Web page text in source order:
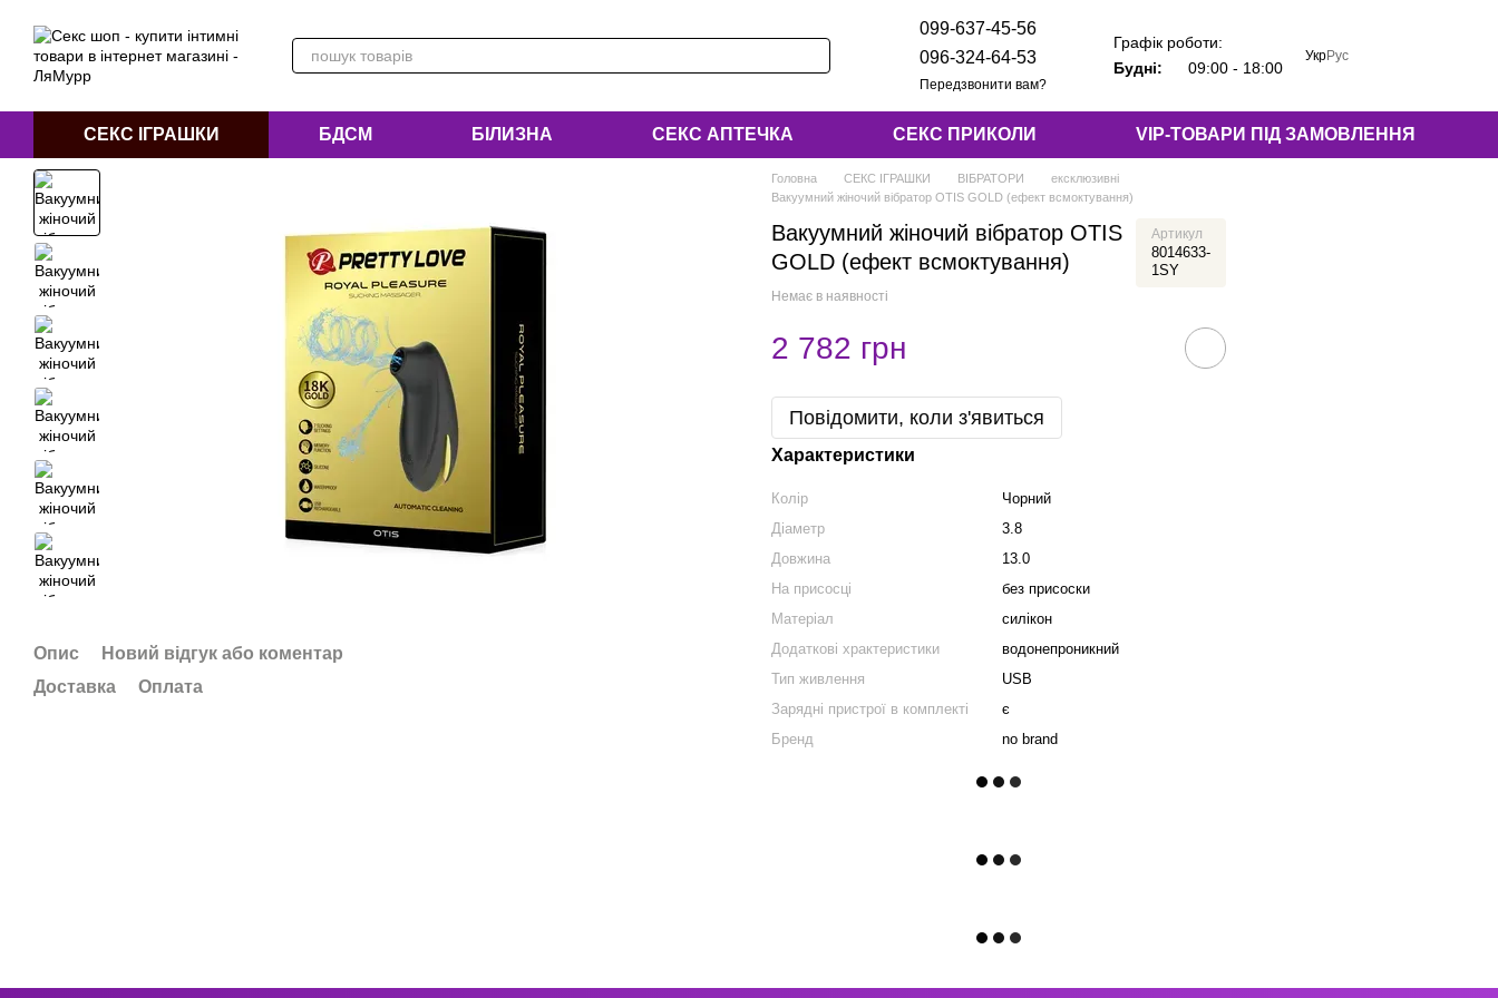
099-637-45-56
096-324-64-53
Передзвонити вам?
Графік роботи:
Будні:
09:00 - 18:00
УкрРус
СЕКС ІГРАШКИ БДСМ БІЛИЗНА СЕКС АПТЕЧКА СЕКС ПРИКОЛИ VIP-ТОВАРИ ПІД ЗАМОВЛЕННЯ
Опис
Новий відгук або коментар
Доставка
Оплата
Головна СЕКС ІГРАШКИ ВІБРАТОРИ
ексклюзивні
Вакуумний жіночий вібратор OTIS GOLD (ефект всмоктування)
Вакуумний жіночий вібратор OTIS
GOLD (ефект всмоктування)
Артикул
8014633-
1SY
Немає в наявності
2 782 грн
Повідомити, коли з'явиться
Характеристики
Колір
Чорний
Діаметр
3.8
Довжина
13.0
На присосці
без присоски
Матеріал
силікон
Додаткові храктеристики
водонепроникний
Тип живлення
USB
Зарядні пристрої в комплекті
є
Бренд
no brand